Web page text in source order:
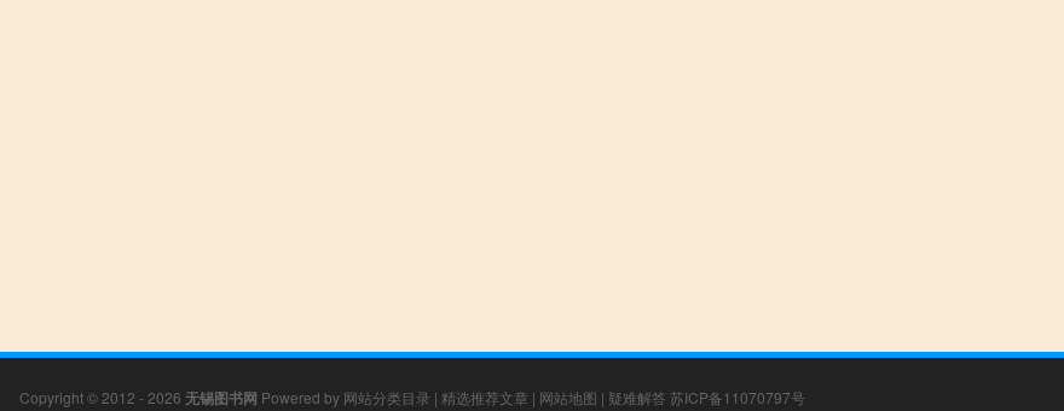
Copyright © 2012 - 2026 无锡图书网 Powered by 网站分类目录 | 精选推荐文章 | 网站地图 | 疑难解答 苏ICP备11070797号